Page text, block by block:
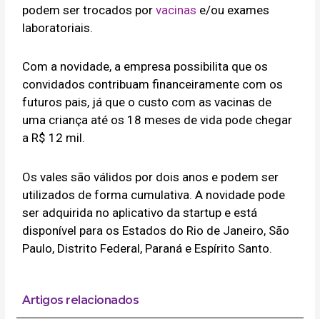
podem ser trocados porvacinas e/ou exames
laboratoriais.
Com a novidade, a empresa possibilita que os
convidados contribuam financeiramente com os
futuros pais, já que o custo com as vacinas de
uma criança até os 18 meses de vida pode chegar
a R$ 12 mil.
Os vales são válidos por dois anos e podem ser
utilizados de forma cumulativa. A novidade pode
ser adquirida no aplicativo da startup e está
disponível para os Estados do Rio de Janeiro, São
Paulo, Distrito Federal, Paraná e Espírito Santo.
Artigos relacionados